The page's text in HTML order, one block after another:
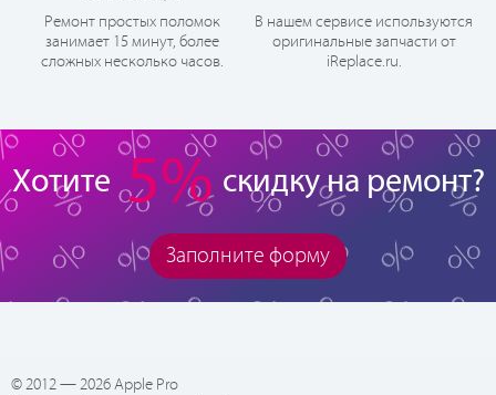
Ремонт простых поломок
занимает 15 минут, более
сложных несколько часов.
В нашем сервисе используются
оригинальные запчасти от
iReplace.ru.
Хотите 5% скидку на ремонт?
Заполните форму
© 2012 — 2026 Apple Pro